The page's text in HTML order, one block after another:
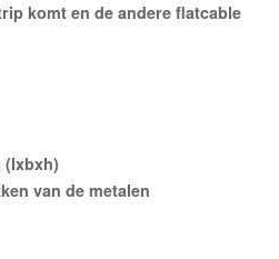
komt en de andere flatcable
(lxbxh)
van de metalen